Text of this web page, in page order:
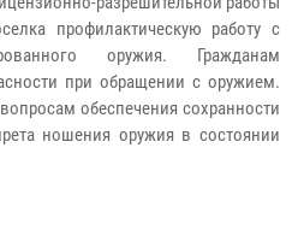
профилактическую работу с
оружия. Гражданам
при обращении с оружием.
обеспечения сохранности
ношения оружия в состоянии